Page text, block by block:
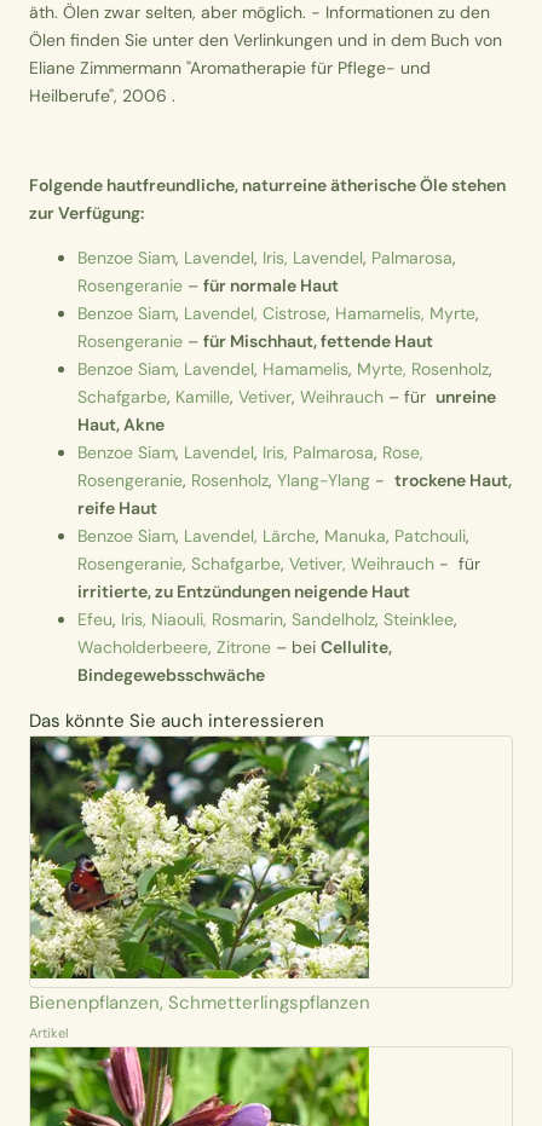
äth. Ölen zwar selten, aber möglich. - Informationen zu den
Ölen finden Sie unter den Verlinkungen und in dem Buch von
Eliane Zimmermann "Aromatherapie für Pflege- und
Heilberufe", 2006 .
Folgende hautfreundliche, naturreine ätherische Öle stehen
zur Verfügung:
Benzoe Siam, Lavendel, Iris, Lavendel, Palmarosa,
Rosengeranie – für normale Haut
Benzoe Siam, Lavendel, Cistrose, Hamamelis, Myrte,
Rosengeranie – für Mischhaut, fettende Haut
Benzoe Siam, Lavendel, Hamamelis, Myrte, Rosenholz,
Schafgarbe, Kamille, Vetiver, Weihrauch – für unreine
Haut, Akne
Benzoe Siam, Lavendel, Iris, Palmarosa, Rose,
Rosengeranie, Rosenholz, Ylang-Ylang - trockene Haut,
reife Haut
Benzoe Siam, Lavendel, Lärche, Manuka, Patchouli,
Rosengeranie, Schafgarbe, Vetiver, Weihrauch - für
irritierte, zu Entzündungen neigende Haut
Efeu, Iris, Niaouli, Rosmarin, Sandelholz, Steinklee,
Wacholderbeere, Zitrone – bei Cellulite,
Bindegewebsschwäche
Das könnte Sie auch interessieren
Bienenpflanzen, Schmetterlingspflanzen
Artikel